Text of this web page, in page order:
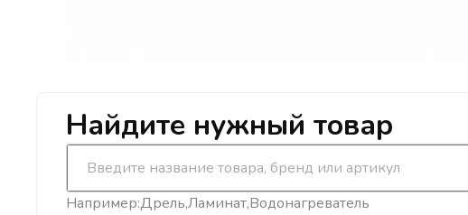
Найдите нужный товар
Например:ДрельЛаминатВодонагреватель